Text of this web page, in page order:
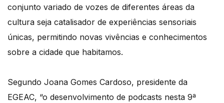
conjunto variado de vozes de diferentes áreas da
cultura seja catalisador de experiências sensoriais
únicas, permitindo novas vivências e conhecimentos
sobre a cidade que habitamos.
Segundo Joana Gomes Cardoso, presidente da
EGEAC, “o desenvolvimento de podcasts nesta 9ª